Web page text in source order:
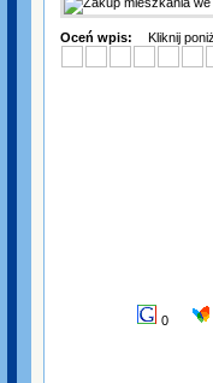
Oceń wpis: Kliknij
0